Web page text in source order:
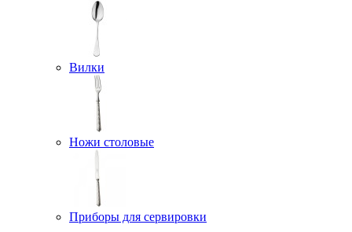
Вилки
Ножи столовые
Приборы для сервировки